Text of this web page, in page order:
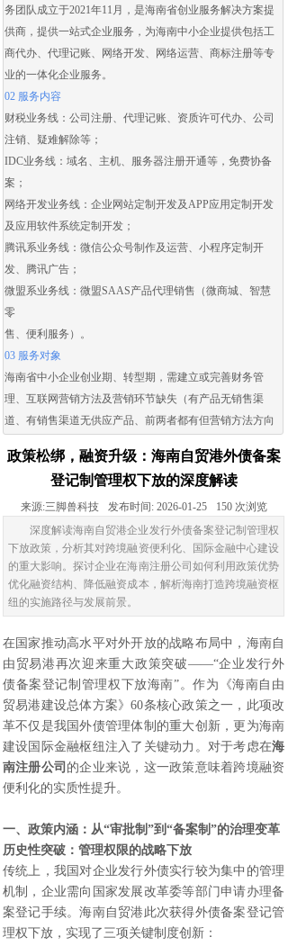
务团队成立于2021年11月，是海南省创业服务解决方案提
供商，提供一站式企业服务，为海南中小企业提供包括工
商代办、 代理记账、 网络开发、 网络运营、 商标注册等专
业的一体化企业服务。
02 服务内容
财税业务线： 公司注册、 代理记账、 资质许可代办、 公司
注销、 疑难解除等；
IDC业务线：域名、主机、服务器注册开通等，免费协备
案；
网络开发业务线： 企业网站定制开发及APP应用定制开发
及应用软件系统定制开发 ；
腾讯系业务线：微信公众号制作及运营、 小程序定制开
发、腾讯广告；
微盟系业务线： 微盟SAAS产品代理销售（微商城、智慧
零
售、便利服务）。
03 服务对象
海南省中小企业创业期、转型期，需建立或完善财务管
理、互联网营销方法及营销环节缺失（有产品无销售渠
道、有销售渠道无供应产品、前两者都有但营销方法方向
政策松绑，融资升级：海南自贸港外债备案
登记制管理权下放的深度解读
来源:三脚兽科技 发布时间: 2026-01-25 150 次浏览
深度解读海南自贸港企业发行外债备案登记制管理权
下放政策，分析其对跨境融资便利化、国际金融中心建设
的重大影响。探讨企业在海南注册公司如何利用政策优势
优化融资结构、降低融资成本，解析海南打造跨境融资枢
纽的实施路径与发展前景。
在国家推动高水平对外开放的战略布局中，海南自
由贸易港再次迎来重大政策突破——“企业发行外
债备案登记制管理权下放海南”。作为《海南自由
贸易港建设总体方案》60条核心政策之一，此项改
革不仅是我国外债管理体制的重大创新，更为海南
建设国际金融枢纽注入了关键动力。对于考虑在海
南注册公司 的企业来说，这一政策意味着跨境融资
便利化的实质性提升。
一、政策内涵：从“审批制”到“备案制”的治理变革
历史性突破：管理权限的战略下放
传统上，我国对企业发行外债实行较为集中的管理
机制，企业需向国家发展改革委等部门申请办理备
案登记手续。海南自贸港此次获得外债备案登记管
理权下放，实现了三项关键制度创新：